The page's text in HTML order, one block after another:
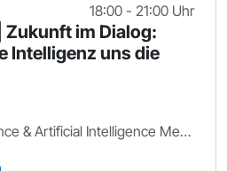
18:00 - 21:00 Uhr
im Dialog:
Intelligenz uns die
Nürnberg Data Science & Artificial Intelligence Meetup